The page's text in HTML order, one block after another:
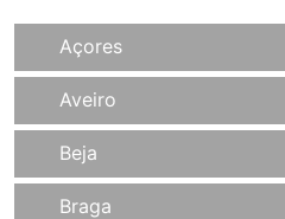
Açores
Aveiro
Beja
Braga